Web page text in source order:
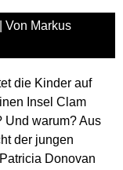
| Von Markus
die Kinder auf
Insel Clam
Und warum? Aus
der jungen
Donovan